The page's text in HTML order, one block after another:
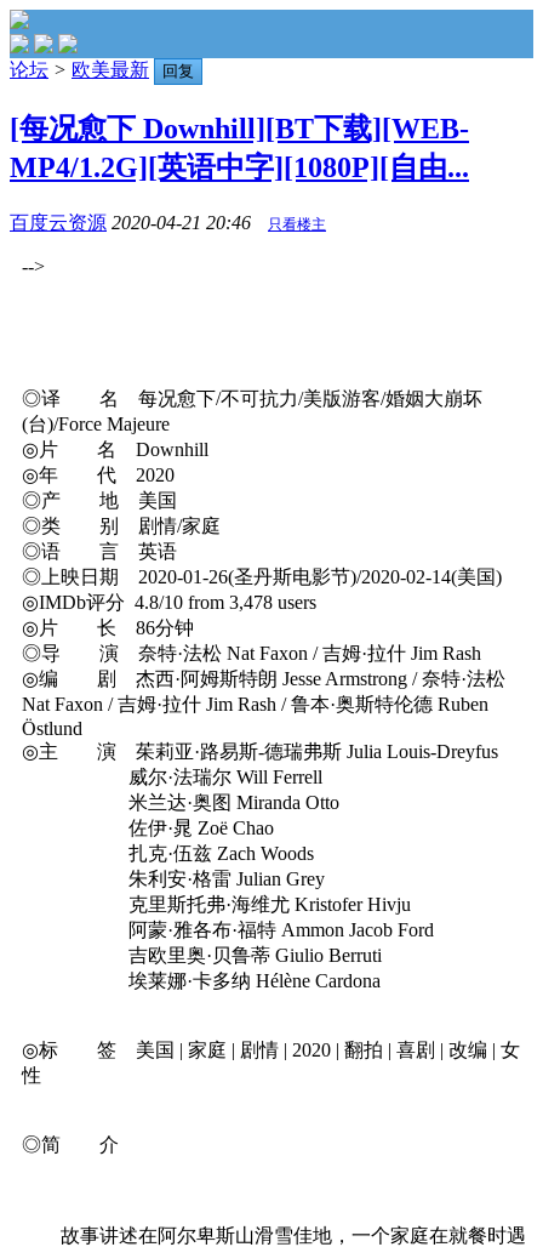
论坛 > 欧美最新 回复
[每况愈下 Downhill][BT下载][WEB-
MP4/1.2G][英语中字][1080P][自由...
百度云资源 2020-04-21 20:46 只看楼主
-->
◎译 名 每况愈下/不可抗力/美版游客/婚姻大崩坏
(台)/Force Majeure
◎片 名 Downhill
◎年 代 2020
◎产 地 美国
◎类 别 剧情/家庭
◎语 言 英语
◎上映日期 2020-01-26(圣丹斯电影节)/2020-02-14(美国)
◎IMDb评分 4.8/10 from 3,478 users
◎片 长 86分钟
◎导 演 奈特·法松 Nat Faxon / 吉姆·拉什 Jim Rash
◎编 剧 杰西·阿姆斯特朗 Jesse Armstrong / 奈特·法松
Nat Faxon / 吉姆·拉什 Jim Rash / 鲁本·奥斯特伦德 Ruben
Östlund
◎主 演 茱莉亚·路易斯-德瑞弗斯 Julia Louis-Dreyfus
威尔·法瑞尔 Will Ferrell
米兰达·奥图 Miranda Otto
佐伊·晁 Zoë Chao
扎克·伍兹 Zach Woods
朱利安·格雷 Julian Grey
克里斯托弗·海维尤 Kristofer Hivju
阿蒙·雅各布·福特 Ammon Jacob Ford
吉欧里奥·贝鲁蒂 Giulio Berruti
埃莱娜·卡多纳 Hélène Cardona
◎标 签 美国 | 家庭 | 剧情 | 2020 | 翻拍 | 喜剧 | 改编 | 女
性
◎简 介
故事讲述在阿尔卑斯山滑雪佳地，一个家庭在就餐时遇